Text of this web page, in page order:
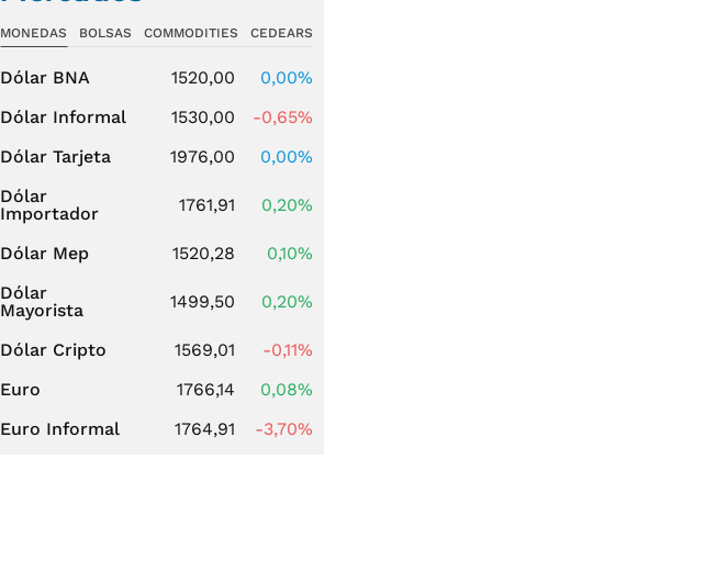
MONEDAS BOLSAS COMMODITIES CEDEARS
Dólar BNA 1520,00
0,00%
Dólar Informal
1530,00
-0,65%
Dólar Tarjeta
1976,00
0,00%
Dólar
Importador
1761,91 0,20%
Dólar Mep 1520,28
0,10%
Dólar
Mayorista
1499,50 0,20%
Dólar Cripto 1569,01
-0,11%
Euro
1766,14
0,08%
Euro Informal
1764,91 -3,70%